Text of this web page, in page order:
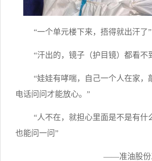
“一个单元楼下来，捂得就出汗了”
“汗出的，镜子（护目镜）都看不
“娃娃有哮喘，自己一个人在家，
电话问问才能放心。”
“人不在，就担心里面是不是有什
也能问一问”
——准油股份